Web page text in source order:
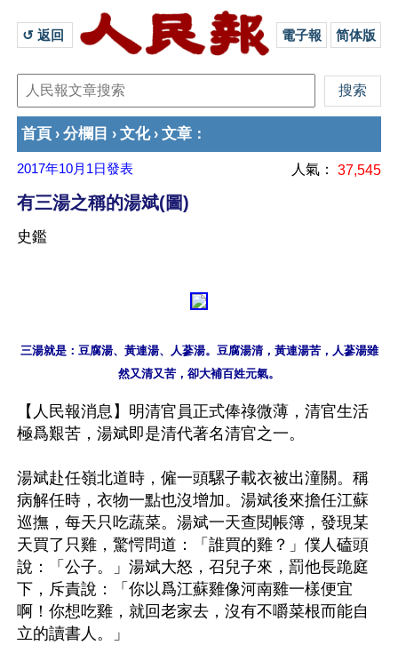
↺ 返回 電子報 简体版
首頁 › 分欄目 › 文化› 文章 ：
2017年10月1日發表 人氣： 37,545
有三湯之稱的湯斌(圖)
史鑑
三湯就是：豆腐湯、黃連湯、人蔘湯。豆腐湯清，黃連湯苦，人蔘湯雖
【人民報消息】明清官員正式俸祿微薄，清官生活
極爲艱苦，湯斌即是清代著名清官之一。
湯斌赴任嶺北道時，僱一頭騾子載衣被出潼關。稱
病解任時，衣物一點也沒增加。湯斌後來擔任江蘇
巡撫，每天只吃蔬菜。湯斌一天查閱帳簿，發現某
天買了只雞，驚愕問道：「誰買的雞？」僕人磕頭
說：「公子。」湯斌大怒，召兒子來，罰他長跪庭
下，斥責說：「你以爲江蘇雞像河南雞一樣便宜
啊！你想吃雞，就回老家去，沒有不嚼菜根而能自
立的讀書人。」